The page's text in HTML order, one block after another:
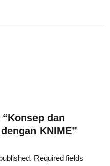
dan
KNIME”
Required fields